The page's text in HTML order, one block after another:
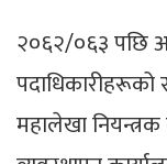
२०६२/०६३ पछि
महालेखा